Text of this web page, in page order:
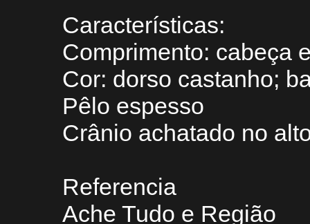
Características:
Comprimento: cabeça
Cor: dorso castanho;
Pêlo espesso
Crânio achatado no
Referencia
Ache Tudo e Região